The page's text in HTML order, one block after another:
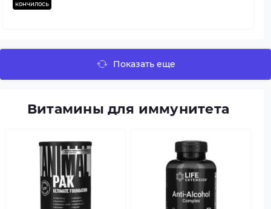
кончилось
Показать еще
Витамины для иммунитета